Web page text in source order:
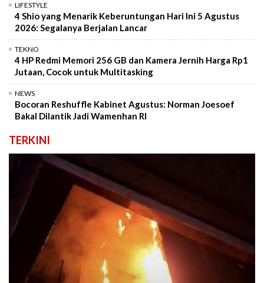
LIFESTYLE
4 Shio yang Menarik Keberuntungan Hari Ini 5 Agustus
2026: Segalanya Berjalan Lancar
TEKNO
4 HP Redmi Memori 256 GB dan Kamera Jernih Harga Rp1
Jutaan, Cocok untuk Multitasking
NEWS
Bocoran Reshuffle Kabinet Agustus: Norman Joesoef
Bakal Dilantik Jadi Wamenhan RI
TERKINI